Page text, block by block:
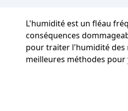
L'humidité est un fléau
conséquences
pour traiter l'humidité des
meilleures méthodes pour